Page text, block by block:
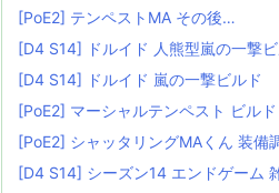
[PoE2] テンペストMA その後…
[D4 S14] ドルイド 人熊型嵐の一撃
[D4 S14] ドルイド 嵐の一撃ビルド
[PoE2] マーシャルテンペスト ビル
[PoE2] シャッタリングMAくん 装備
[D4 S14] シーズン14 エンドゲーム